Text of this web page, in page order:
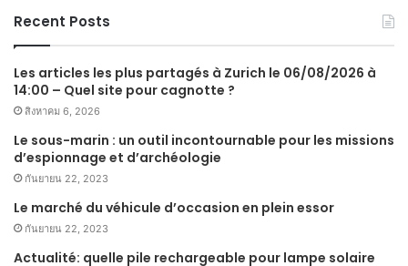
Recent Posts
Les articles les plus partagés à Zurich le 06/08/2026 à
14:00 – Quel site pour cagnotte ?
สิงหาคม 6, 2026
Le sous-marin : un outil incontournable pour les missions
d’espionnage et d’archéologie
กันยายน 22, 2023
Le marché du véhicule d’occasion en plein essor
กันยายน 22, 2023
Actualité: quelle pile rechargeable pour lampe solaire